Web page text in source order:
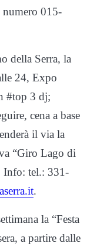
015-
della Serra, la
24, Expo
#top 3 dj;
cena a base
il via la
“Giro Lago di
Info: tel.: 331-
.
la “Festa
a partire dalle